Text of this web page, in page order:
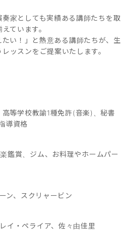
家としても実績ある講師たちを取
えています。
たい！」と熱意ある講師たちが、生
ッスンをご提案いたします。
等学校教諭1種免許(音楽)、秘書
導資格
鑑賞、ジム、お料理やホームパー
ン、スクリャービン
イ・ペライア、佐々由佳里